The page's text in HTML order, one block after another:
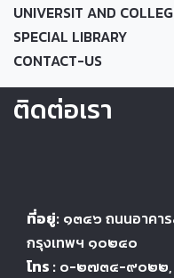
UNIVERSIT AND
SPECIAL LIBRARY
CONTACT-US
ติดต่อเรา
ที่อยู่: ๑๓๔๖ ถนนอาคา
กรุงเทพฯ ๑๐๒๔๐
โทร : ๐-๒๗๓๔-๙๐๒๒